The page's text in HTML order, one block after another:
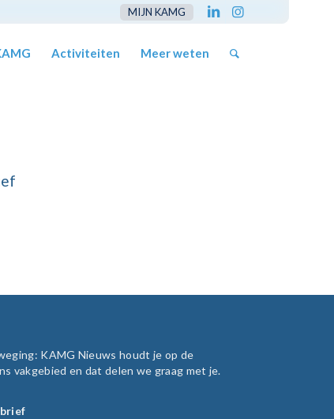
MIJN KAMG
Activiteiten Meer weten
KAMG Nieuws houdt je op de
vakgebied en dat delen we graag met je.